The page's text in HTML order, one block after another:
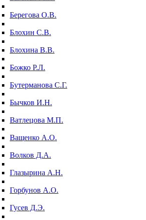
Берегова О.В.
Блохин С.В.
Блохина В.В.
Божко Р.Л.
Бутерманова С.Г.
Бычков И.Н.
Ватлецова М.П.
Ващенко А.О.
Волков Д.А.
Глазырина А.Н.
Горбунов А.О.
Гусев Д.Э.